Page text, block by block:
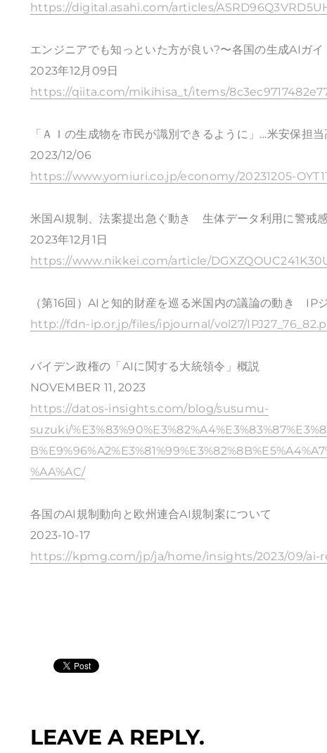
https://digital.asahi.com/articles/
エンジニアでも知っといた方が良い?〜各国の生成AIガ
2023年12月09日
https://qiita.com/mikihisa_t/items/
「ＡＩの生成物を市民が識別できるように」…米安保担
2023/12/06
https://www.yomiuri.co.jp/economy/20231205-
米国AI規制、法案提出急ぐ動き 生体データ利用に警戒
2023年12月1日
https://www.nikkei.com/article/
（第16回）AIと知的財産を巡る米国内の議論の動き IP
http://fdn-ip.or.jp/files/ipjournal/vol27/
バイデン政権の「AIに関する大統領令」概説
NOVEMBER 11, 2023
https://datos-insights.com/blog/susumu-
suzuki/
%AA%AC/
各国のAI規制動向と欧州連合AI規制案について
2023-10-17
https://kpmg.com/jp/ja/home/insights/2023/09/
LEAVE A REPLY.